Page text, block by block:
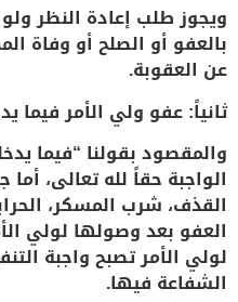
ويجوز طلب إعادة النظر
بالعفو أو الصلح أو وفاة
عن العقوبة.
ثانياً: عفو ولي الأمر فيما
والمقصود بقولنا “فيما
الواجبة حقاً لله تعالى، أما
القذف، شرب المسكر،
العفو بعد وصولها لولي
لولي الأمر تصبح واجبة
الشفاعة فيها.